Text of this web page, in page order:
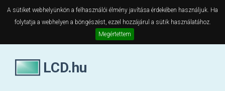
A sütiket webhelyünkön a felhasználói élmény javítása érdekében használjuk. Ha
folytatja a webhelyen a böngészést, ezzel hozzájárul a sütik használatához.
Megértettem
LCD.hu